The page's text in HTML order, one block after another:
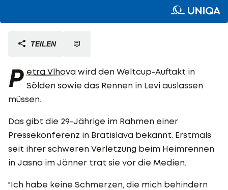
TEILEN
P etra Vlhova wird den Weltcup-Auftakt in
Sölden sowie das Rennen in Levi auslassen
müssen.
Das gibt die 29-Jährige im Rahmen einer
Pressekonferenz in Bratislava bekannt. Erstmals
seit ihrer schweren Verletzung beim Heimrennen
in Jasna im Jänner trat sie vor die Medien.
"Ich habe keine Schmerzen, die mich behindern